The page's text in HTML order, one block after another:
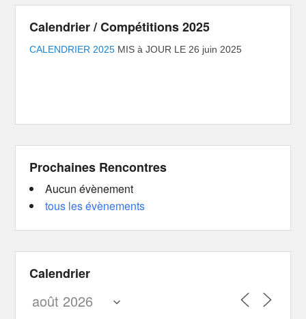
Calendrier / Compétitions 2025
CALENDRIER 2025 MIS à JOUR LE 26 juin 2025
Prochaines Rencontres
Aucun évènement
tous les évènements
Calendrier